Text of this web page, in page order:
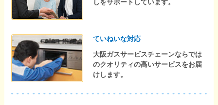
しをサポートしています。
ていねいな対応
大阪ガスサービスチェーンならでは
のクオリティの高いサービスをお届
けします。